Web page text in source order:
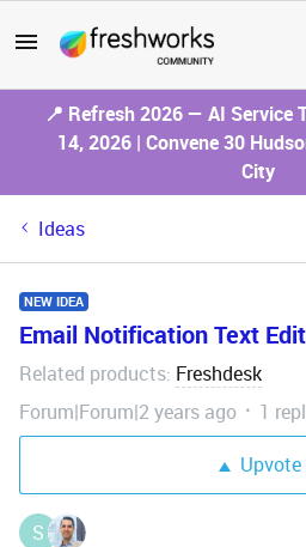
📍 Refresh 2026 — AI Service
14, 2026 | Convene 30
City
Ideas
NEW IDEA
Email Notification Text
Related products: Freshdesk
Forum|Forum|2 years ago
1
Upvote
S